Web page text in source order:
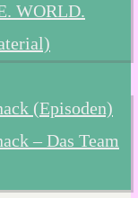
WORLD.
(Episoden)
– Das Team